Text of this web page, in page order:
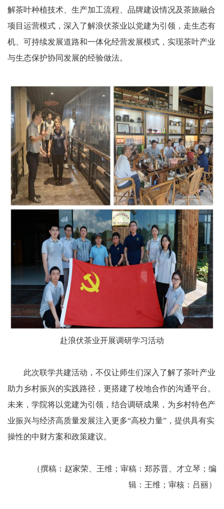
解茶叶种植技术、生产加工流程、品牌建设情况及茶旅融合
项目运营模式，深入了解浪伏茶业以党建为引领，走生态有
机、可持续发展道路和一体化经营发展模式，实现茶叶产业
与生态保护协同发展的经验做法。
赴浪伏茶业开展调研学习活动
此次联学共建活动，不仅让师生们深入了解了茶叶产业
助力乡村振兴的实践路径，更搭建了校地合作的沟通平台。
未来，学院将以党建为引领，结合调研成果，为乡村特色产
业振兴与经济高质量发展注入更多“高校力量”，提供具有实
操性的中财方案和政策建议。
（撰稿：赵家荣、王维；审稿：郑苏晋、才立琴；编
辑：王维；审核：吕丽）